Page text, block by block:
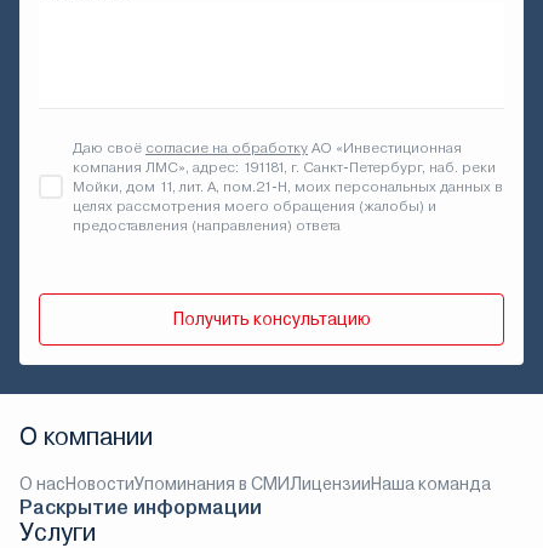
Даю своё согласие на обработку АО «Инвестиционная
компания ЛМС», адрес: 191181, г. Санкт-Петербург, наб. реки
Мойки, дом 11, лит. А, пом.21-Н, моих персональных данных в
целях рассмотрения моего обращения (жалобы) и
предоставления (направления) ответа
Получить консультацию
О компании
О насНовостиУпоминания в СМИЛицензииНаша команда
Раскрытие информации
Услуги